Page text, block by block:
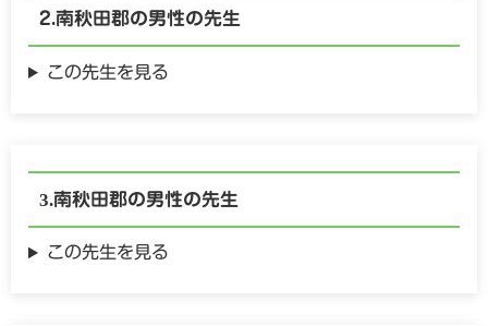
南秋田郡の男性の先生
この先生を見る
南秋田郡の男性の先生
この先生を見る